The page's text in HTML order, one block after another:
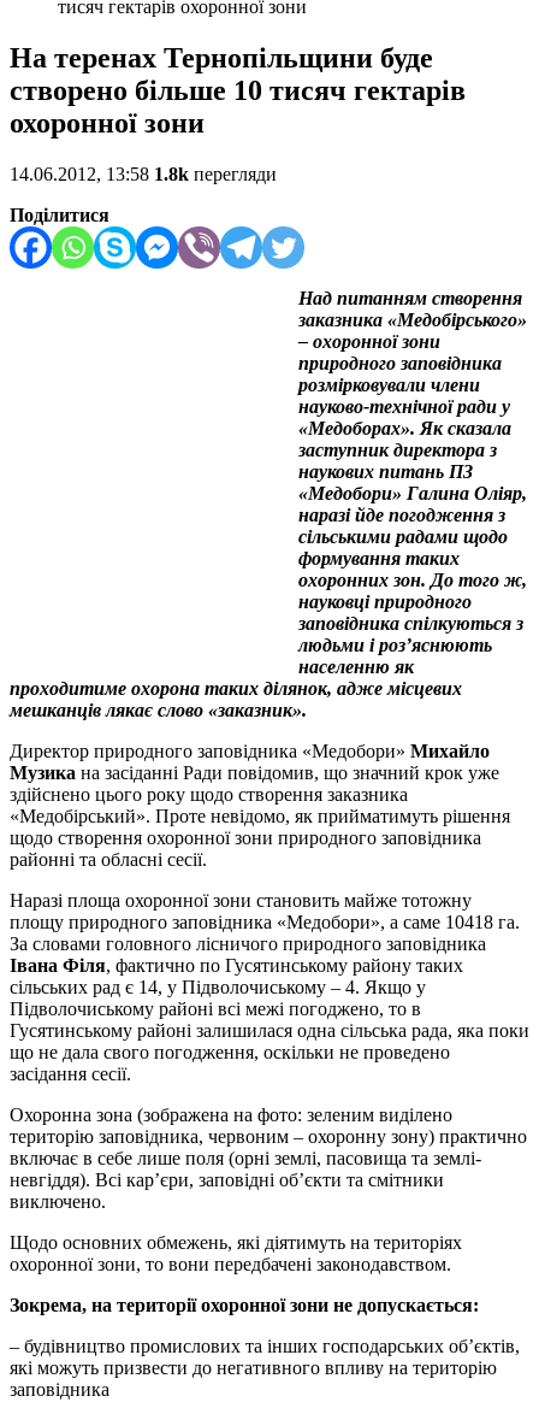
тисяч гектарів охоронної зони
На теренах Тернопільщини буде
створено більше 10 тисяч гектарів
охоронної зони
14.06.2012, 13:58 1.8k перегляди
Поділитися
Над питанням створення
заказника «Медобірського»
– охоронної зони
природного заповідника
розмірковували члени
науково-технічної ради у
«Медоборах». Як сказала
заступник директора з
наукових питань ПЗ
«Медобори» Галина Оліяр,
наразі йде погодження з
сільськими радами щодо
формування таких
охоронних зон. До того ж,
науковці природного
заповідника спілкуються з
людьми і роз’яснюють
населенню як
проходитиме охорона таких ділянок, адже місцевих
мешканців лякає слово «заказник».
Директор природного заповідника «Медобори» Михайло
Музика на засіданні Ради повідомив, що значний крок уже
здійснено цього року щодо створення заказника
«Медобірський». Проте невідомо, як прийматимуть рішення
щодо створення охоронної зони природного заповідника
районні та обласні сесії.
Наразі площа охоронної зони становить майже тотожну
площу природного заповідника «Медобори», а саме 10418 га.
За словами головного лісничого природного заповідника
Івана Філя, фактично по Гусятинському району таких
сільських рад є 14, у Підволочиському – 4. Якщо у
Підволочиському районі всі межі погоджено, то в
Гусятинському районі залишилася одна сільська рада, яка поки
що не дала свого погодження, оскільки не проведено
засідання сесії.
Охоронна зона (зображена на фото: зеленим виділено
територію заповідника, червоним – охоронну зону) практично
включає в себе лише поля (орні землі, пасовища та землі-
невгіддя). Всі кар’єри, заповідні об’єкти та смітники
виключено.
Щодо основних обмежень, які діятимуть на територіях
охоронної зони, то вони передбачені законодавством.
Зокрема, на території охоронної зони не допускається:
– будівництво промислових та інших господарських об’єктів,
які можуть призвести до негативного впливу на територію
заповідника